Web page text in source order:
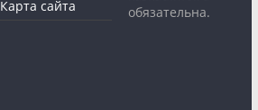
Карта сайта
обязательна.